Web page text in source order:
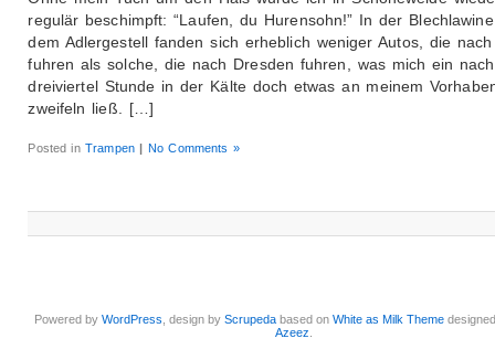
regulär beschimpft: “Laufen, du Hurensohn!” In der
dem Adlergestell fanden sich erheblich weniger Autos, die
fuhren als solche, die nach Dresden fuhren, was mich ein
dreiviertel Stunde in der Kälte doch etwas an meinem
zweifeln ließ. […]
Posted inTrampen | No Comments »
Powered byWordPress , design byScrupeda based onWhite as Milk Theme
Azeez